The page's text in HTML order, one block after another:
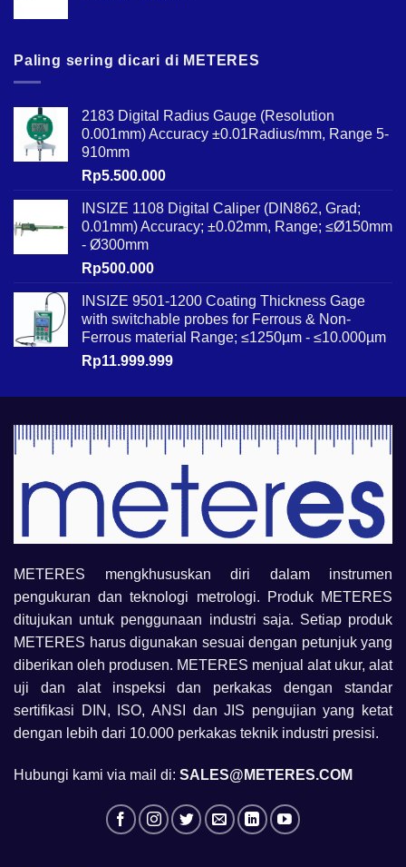
Paling sering dicari di METERES
2183 Digital Radius Gauge (Resolution
0.001mm) Accuracy ±0.01Radius/mm, Range 5-
910mm
Rp5.500.000
INSIZE 1108 Digital Caliper (DIN862, Grad;
0.01mm) Accuracy; ±0.02mm, Range; ≤Ø150mm
- Ø300mm
Rp500.000
INSIZE 9501-1200 Coating Thickness Gage
with switchable probes for Ferrous & Non-
Ferrous material Range; ≤1250µm - ≤10.000µm
Rp11.999.999
METERES mengkhususkan diri dalam instrumen
pengukuran dan teknologi metrologi. Produk METERES
ditujukan untuk penggunaan industri saja. Setiap produk
METERES harus digunakan sesuai dengan petunjuk yang
diberikan oleh produsen. METERES menjual alat ukur, alat
uji dan alat inspeksi dan perkakas dengan standar
sertifikasi DIN, ISO, ANSI dan JIS pengujian yang ketat
dengan lebih dari 10.000 perkakas teknik industri presisi.
Hubungi kami via mail di: SALES@METERES.COM